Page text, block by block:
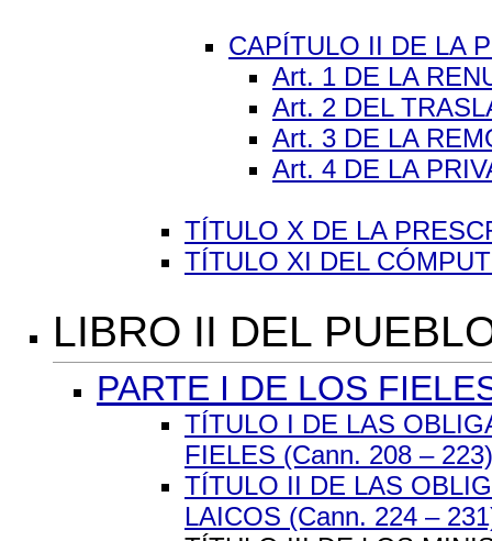
CAPÍTULO II DE LA
Art. 1 DE LA
Art. 2 DEL
Art. 3 DE LA
Art. 4 DE LA
TÍTULO X DE LA
TÍTULO XI DEL
LIBRO II DEL
PARTE I DE LOS
TÍTULO I DE LAS
FIELES (Cann. 208 – 223)
TÍTULO II DE LAS
LAICOS (Cann. 224 –